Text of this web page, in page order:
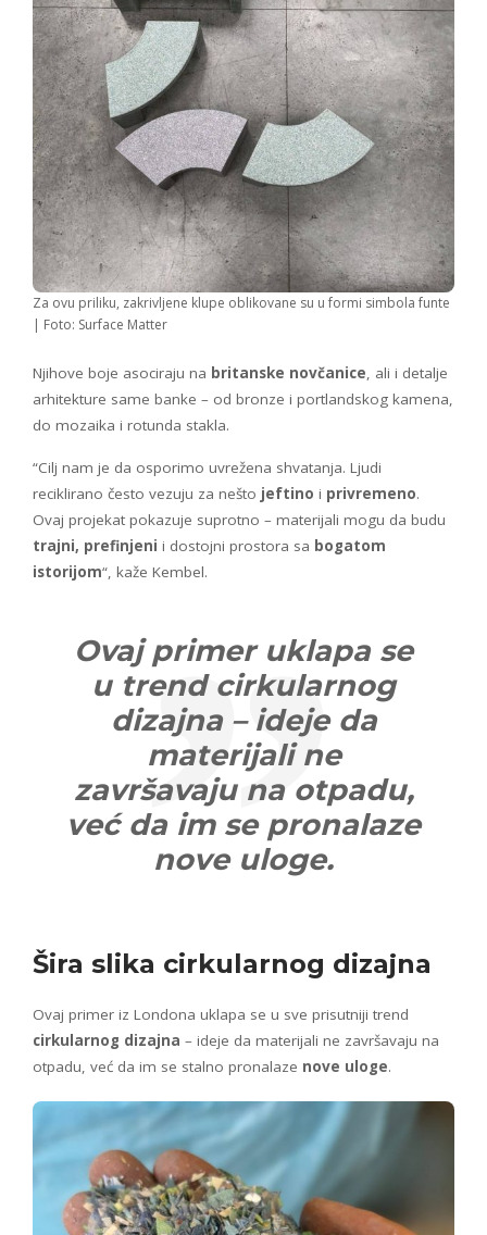
Za ovu priliku, zakrivljene klupe oblikovane su u formi simbola funte
| Foto: Surface Matter
Njihove boje asociraju na britanske novčanice, ali i detalje
arhitekture same banke – od bronze i portlandskog kamena,
do mozaika i rotunda stakla.
“Cilj nam je da osporimo uvrežena shvatanja. Ljudi
reciklirano često vezuju za nešto jeftino i privremeno.
Ovaj projekat pokazuje suprotno – materijali mogu da budu
trajni, prefinjeni i dostojni prostora sa bogatom
istorijom“, kaže Kembel.
Ovaj primer uklapa se
u trend cirkularnog
dizajna – ideje da
materijali ne
završavaju na otpadu,
već da im se pronalaze
nove uloge.
Šira slika cirkularnog dizajna
Ovaj primer iz Londona uklapa se u sve prisutniji trend
cirkularnog dizajna – ideje da materijali ne završavaju na
otpadu, već da im se stalno pronalaze nove uloge.